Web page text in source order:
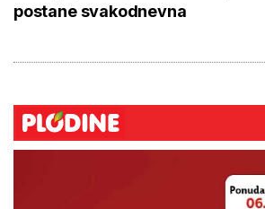
postane svakodnevna